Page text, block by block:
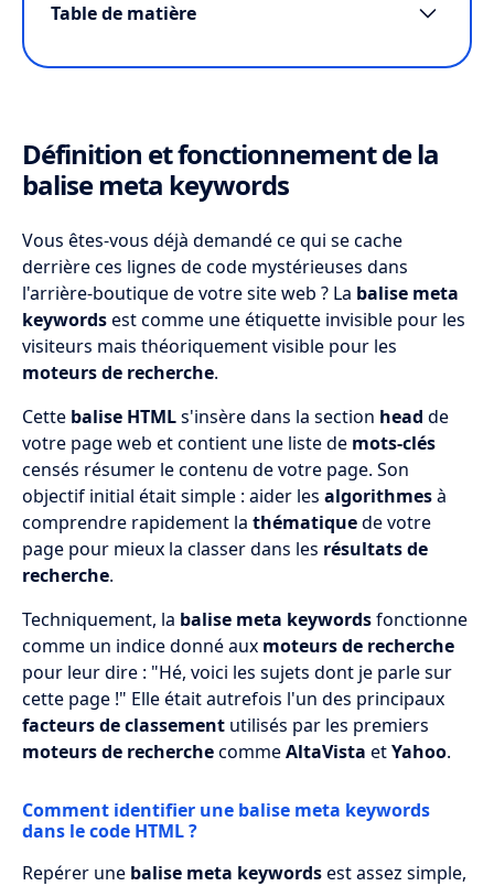
Table de matière
Définition et fonctionnement de la balise
keywords
Impact actuel de la balise meta keywords
sur le référencement
Alternatives efficaces aux meta keywords
pour le SEO
Comparaison avec d'autres balises meta
importantes
Conseils pratiques pour une stratégie
SEO efficace sans meta keywords
FAQ
Définition et fonctionnement de la
balise meta keywords
Vous êtes-vous déjà demandé ce qui se cache
derrière ces lignes de code mystérieuses dans
l'arrière-boutique de votre site web ? La balise meta
keywordsest comme une étiquette invisible pour les
visiteurs mais théoriquement visible pour les
moteurs de recherche.
Cette balise HTMLs'insère dans la section head de
votre page web et contient une liste de mots-clés
censés résumer le contenu de votre page. Son
objectif initial était simple : aider les algorithmesà
comprendre rapidement la thématiquede votre
page pour mieux la classer dans les résultats de
recherche.
Techniquement, la balise meta keywordsfonctionne
comme un indice donné aux moteurs de recherche
pour leur dire : "Hé, voici les sujets dont je parle sur
cette page !" Elle était autrefois l'un des principaux
facteurs de classement utilisés par les premiers
moteurs de recherchecommeAltaVista etYahoo.
Comment identifier une balise meta keywords
dans le code HTML ?
Repérer une balise meta keywordsest assez simple,